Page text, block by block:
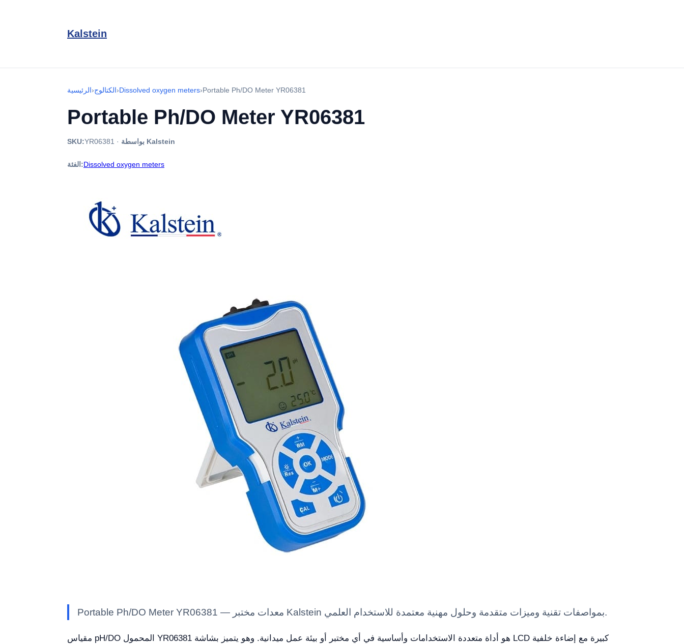
Kalstein
الرئيسية›الكتالوج›Dissolved oxygen meters›Portable Ph/DO Meter YR06381
Portable Ph/DO Meter YR06381
SKU:YR06381 · بواسطة Kalstein
الفئة:Dissolved oxygen meters
Portable Ph/DO Meter YR06381 — معدات مختبر Kalstein بمواصفات تقنية وميزات متقدمة وحلول مهنية معتمدة للاستخدام العلمي.
مقياس pH/DO المحمول YR06381 هو أداة متعددة الاستخدامات وأساسية في أي مختبر أو بيئة عمل ميدانية. وهو يتميز بشاشة LCD كبيرة مع إضاءة خلفية